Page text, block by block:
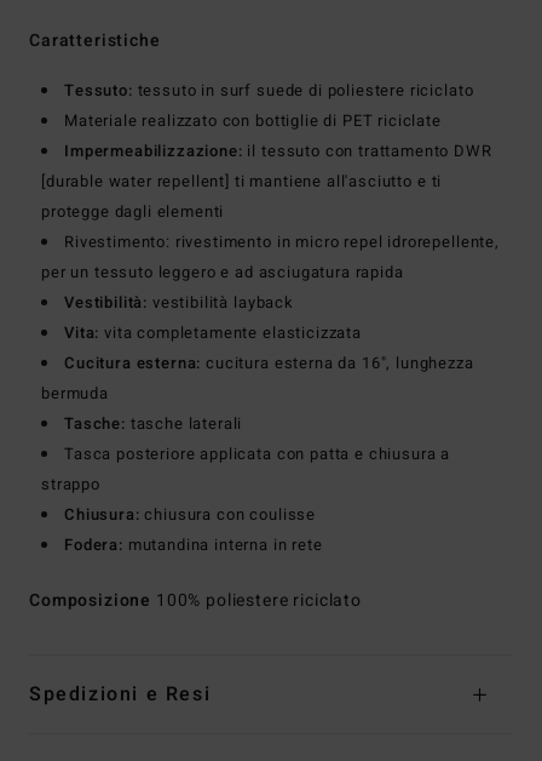
Caratteristiche
Tessuto: tessuto in surf suede di poliestere riciclato
Materiale realizzato con bottiglie di PET riciclate
Impermeabilizzazione: il tessuto con trattamento DWR
[durable water repellent] ti mantiene all'asciutto e ti
protegge dagli elementi
Rivestimento: rivestimento in micro repel idrorepellente,
per un tessuto leggero e ad asciugatura rapida
Vestibilità: vestibilità layback
Vita: vita completamente elasticizzata
Cucitura esterna: cucitura esterna da 16", lunghezza
bermuda
Tasche: tasche laterali
Tasca posteriore applicata con patta e chiusura a
strappo
Chiusura: chiusura con coulisse
Fodera: mutandina interna in rete
Composizione 100% poliestere riciclato
Spedizioni e Resi